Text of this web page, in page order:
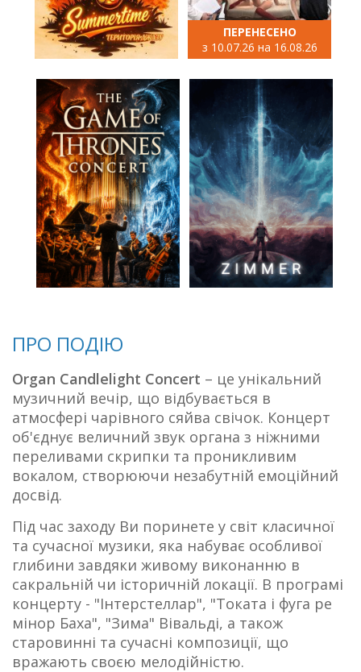
ПЕРЕНЕСЕНО
з 10.07.26 на 16.08.26
ПРО ПОДІЮ
Organ Candlelight Concert – це унікальний
музичний вечір, що відбувається в
атмосфері чарівного сяйва свічок. Концерт
об'єднує величний звук органа з ніжними
переливами скрипки та проникливим
вокалом, створюючи незабутній емоційний
досвід.
Під час заходу Ви поринете у світ класичної
та сучасної музики, яка набуває особливої
глибини завдяки живому виконанню в
сакральній чи історичній локації. В програмі
концерту - "Інтерстеллар", "Токата і фуга ре
мінор Баха", "Зима" Вівальді, а також
старовинні та сучасні композиції, що
вражають своєю мелодійністю.